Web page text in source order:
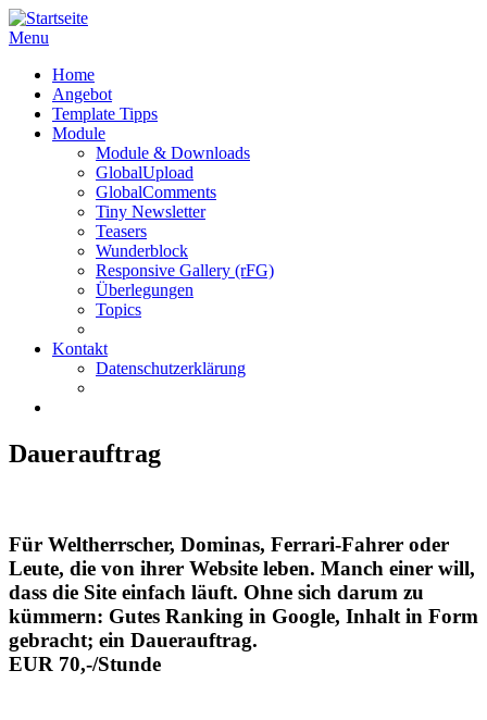
Menu
Home
Angebot
Template Tipps
Module
Module & Downloads
GlobalUpload
GlobalComments
Tiny Newsletter
Teasers
Wunderblock
Responsive Gallery (rFG)
Überlegungen
Topics
Kontakt
Datenschutzerklärung
Dauerauftrag
Für Weltherrscher, Dominas, Ferrari-Fahrer oder
Leute, die von ihrer Website leben. Manch einer will,
dass die Site einfach läuft. Ohne sich darum zu
kümmern: Gutes Ranking in Google, Inhalt in Form
gebracht; ein Dauerauftrag.
EUR 70,-/Stunde